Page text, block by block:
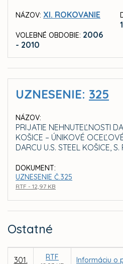
NÁZOV: XI. ROKOVANIE
VOLEBNÉ OBDOBIE: 2006
- 2010
UZNESENIE: 325
NÁZOV:
PRIJATIE NEHNUTEĽNOSTI
KOŠICE – ÚNIKOVÉ
DARCU U.S. STEEL KOŠICE, S.
DOKUMENT:
UZNESENIE Č.325
RTF - 12,97 KB
Ostatné
301. RTF Informáciu o